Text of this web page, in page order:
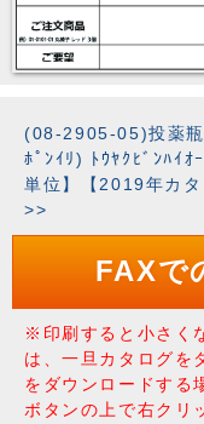
(08-2905-05)投薬
ﾎﾟﾝｲﾘ) ﾄｳﾔｸﾋﾞﾝﾊｲｵ
単位】【2019年カ
>>
FAXで
※印刷すると小さく
は、一旦カタログを
をダウンロードする
ボタンの上で右クリ